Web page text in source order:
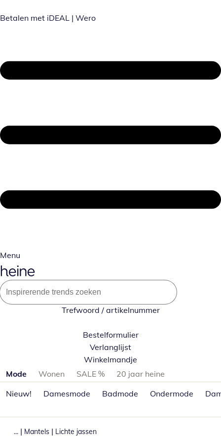
Betalen met iDEAL | Wero
Menu
Trefwoord / artikelnummer
Bestelformulier
Verlanglijst
Winkelmandje
Productcategorieën overslaan
Mode Wonen SALE %
20 jaar heine
Nieuw!
Damesmode Badmode Ondermode
... | Mantels | Lichte jassen